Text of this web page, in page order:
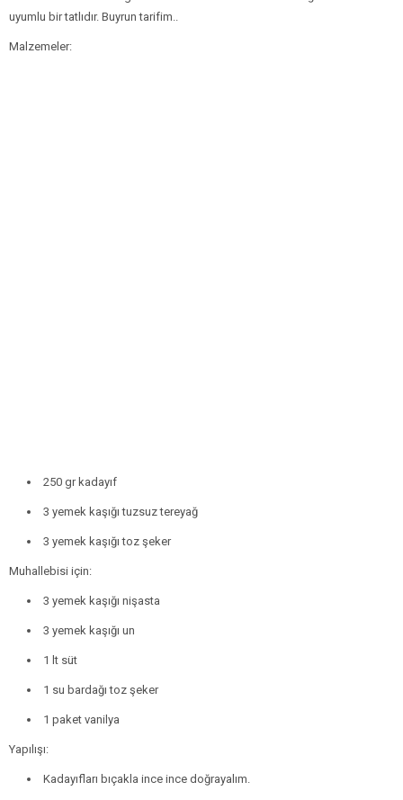
uyumlu bir tatlıdır. Buyrun tarifim..
Malzemeler:
250 gr kadayıf
3 yemek kaşığı tuzsuz tereyağ
3 yemek kaşığı toz şeker
Muhallebisi için:
3 yemek kaşığı nişasta
3 yemek kaşığı un
1 lt süt
1 su bardağı toz şeker
1 paket vanilya
Yapılışı:
Kadayıfları bıçakla ince ince doğrayalım.